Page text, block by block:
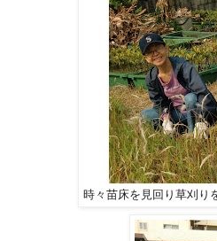
時々苗床を見回り草刈り